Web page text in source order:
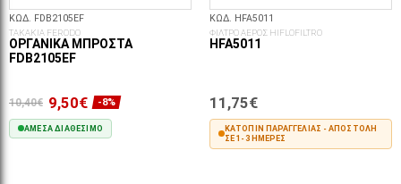
ΚΩΔ. FDB2105EF
ΤΑΚΑΚΙΑ FERODO
ΟΡΓΑΝΙΚΆ ΜΠΡΟΣΤΆ
FDB2105EF
10,40€ 9,50€ -8%
ΆΜΕΣΑ ΔΙΑΘΈΣΙΜΟ
ΚΩΔ. HFA5011
ΦΙΛΤΡΟ ΑΕΡΟΣ HIFLOFILTRO
HFA5011
11,75€
ΚΑΤΌΠΙΝ ΠΑΡΑΓΓΕΛΊΑΣ - ΑΠΟΣΤΟΛΉ
ΣΕ 1-3 ΗΜΈΡΕΣ